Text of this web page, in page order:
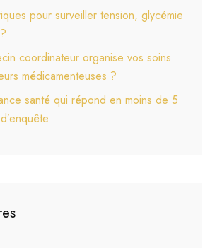
pour surveiller tension, glycémie
coordinateur organise vos soins
médicamenteuses ?
santé qui répond en moins de 5